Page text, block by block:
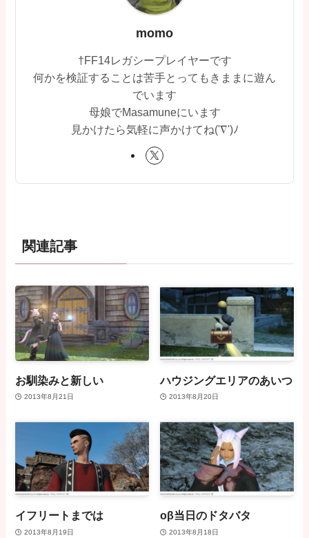
momo
†FF14レガシープレイヤーです
何かを検証することは苦手とってもきままに遊ん
でいます
母娘でMasamuneにいます
見かけたら気軽に声かけてね('∇')ﾉ
関連記事
お馴染みと新しい
2013年8月21日
ハウジングエリアのあいつ
2013年8月20日
イフリートまでは
2013年8月19日
oβ当日のドタバタ
2013年8月18日